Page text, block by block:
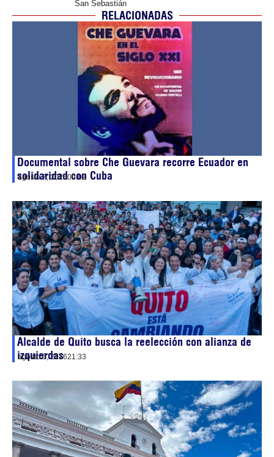
San Sebastián
RELACIONADAS
Documental sobre Che Guevara recorre Ecuador en
solidaridad con Cuba
agosto 7, 202600:02
Alcalde de Quito busca la reelección con alianza de
izquierdas
agosto 6, 202621:33